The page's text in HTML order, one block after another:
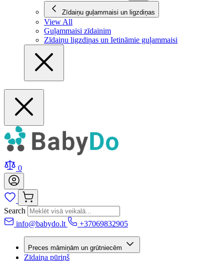
Zīdaiņu guļammaisi un ligzdiņas
View All
Guļammaisi zīdainim
Zīdaiņu ligzdiņas un Ietināmie guļammaisi
0
Search
info@babydo.lt
+37069832905
Preces māmiņām un grūtniecēm
Zīdaiņa pūriņš